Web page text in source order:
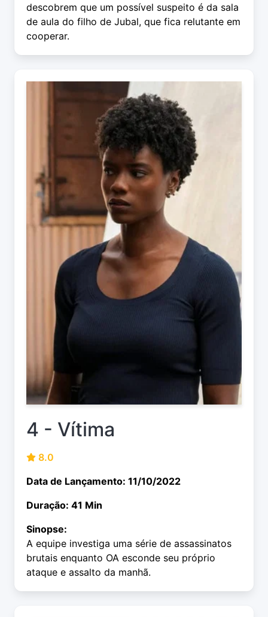
descobrem que um possível suspeito é da sala
de aula do filho de Jubal, que fica relutante em
cooperar.
4 - Vítima
8.0
Data de Lançamento: 11/10/2022
Duração: 41 Min
Sinopse:
A equipe investiga uma série de assassinatos
brutais enquanto OA esconde seu próprio
ataque e assalto da manhã.